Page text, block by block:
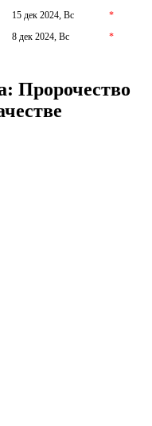
15 дек 2024, Вс
*
8 дек 2024, Вс *
Пророчество